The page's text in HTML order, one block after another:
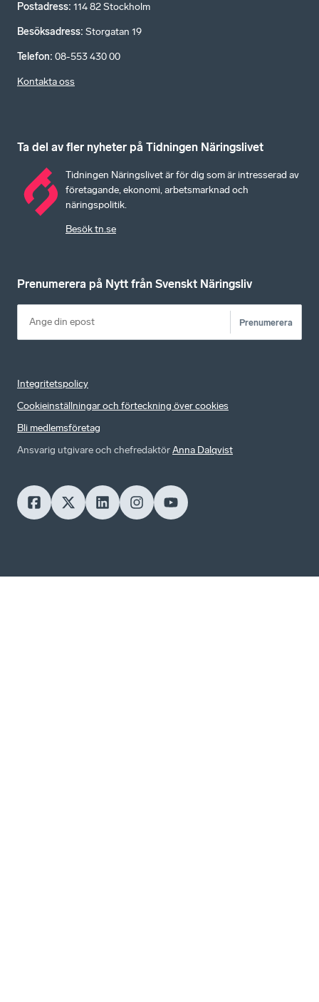
Postadress: 114 82 Stockholm
Besöksadress: Storgatan 19
Telefon: 08-553 430 00
Kontakta oss
Ta del av fler nyheter på Tidningen Näringslivet
Tidningen Näringslivet är för dig som är intresserad av
företagande, ekonomi, arbetsmarknad och
näringspolitik.
Besök tn.se
Prenumerera på Nytt från Svenskt Näringsliv
Prenumerera
Integritetspolicy
Cookieinställningar och förteckning över cookies
Bli medlemsföretag
Ansvarig utgivare och chefredaktörAnna Dalqvist